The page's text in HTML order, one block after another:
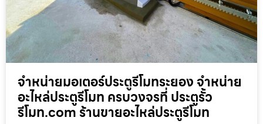
จำหน่ายมอเตอร์ประตูรีโมทระยอง จำหน่าย
อะไหล่ประตูรีโมท ครบวงจรที่ ประตูรั้ว
รีโมท.com ร้านขายอะไหล่ประตูรีโมท